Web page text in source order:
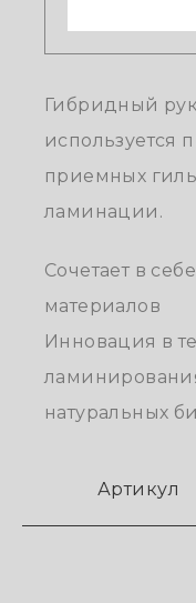
Гибридный
используется
приемных
ламинации.
Сочетает в
материалов
Инновация в
натуральных
Артикул